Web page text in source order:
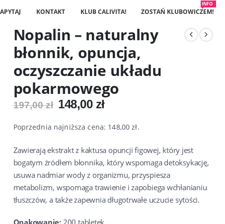
KONTAKT KLUB CALIVITA! ZOSTAŃ KLUBOWICZEM!
INFO
Nopalin – naturalny
błonnik, opuncja,
oczyszczanie układu
pokarmowego
197,00zł Pierwotna
wynosiła:
148,00 złAktualna
wynosi:
Poprzednia najniższa cena: 148,00zł.
Zawierają ekstrakt z kaktusa opuncji figowej, który jest
bogatym źródłem błonnika, który wspomaga detoksykację,
usuwa nadmiar wody z organizmu, przyspiesza
metabolizm, wspomaga trawienie i zapobiega wchłanianiu
tłuszczów, a także zapewnia długotrwałe uczucie sytości.